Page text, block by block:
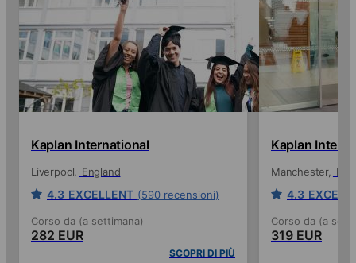
Kaplan International
Liverpool England
4.3 EXCELLENT (590 recensioni)
Corso da (a settimana)
282 EUR
SCOPRI DI PIÙ
Kaplan
Manchester
4.3
Corso da (a
319 EUR